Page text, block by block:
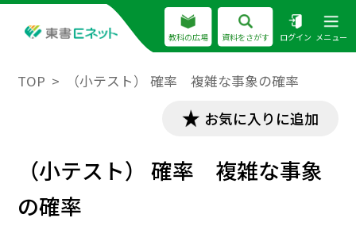
教科の広場 資料をさがす ログイン メニュー
TOP （小テスト） 確率 複雑な事象の確率
お気に入りに追加
（小テスト） 確率 複雑な事象
の確率